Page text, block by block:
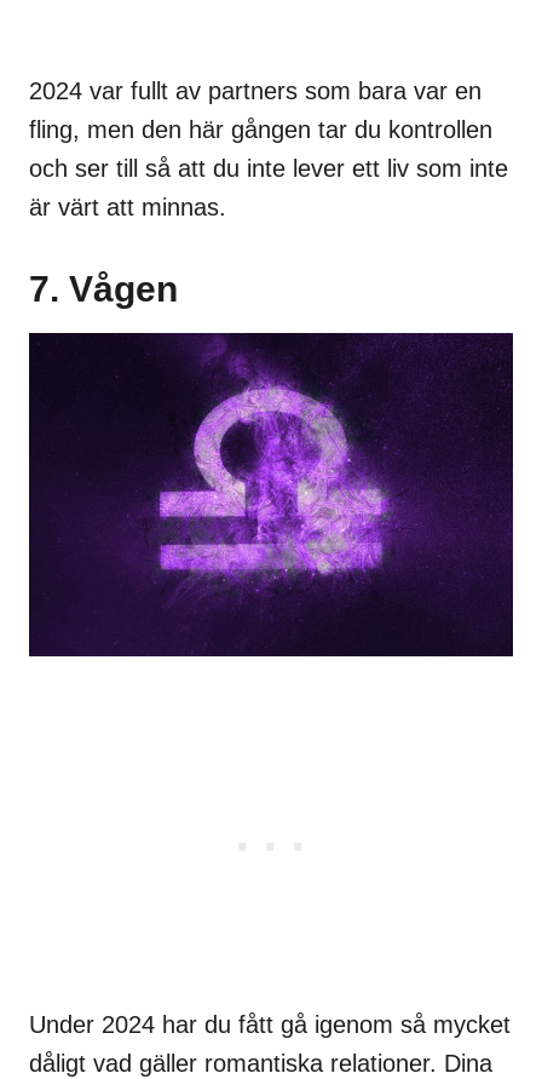
2024 var fullt av partners som bara var en
fling, men den här gången tar du kontrollen
och ser till så att du inte lever ett liv som inte
är värt att minnas.
7. Vågen
Under 2024 har du fått gå igenom så mycket
dåligt vad gäller romantiska relationer. Dina